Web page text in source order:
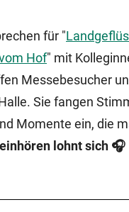
für "
Hof" mit
Messebesucher
Sie fangen
Momente ein, die
lohnt sich 🎧